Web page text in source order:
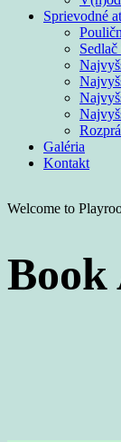
Sprievodné
Galéria
Kontakt
Welcome to
Book